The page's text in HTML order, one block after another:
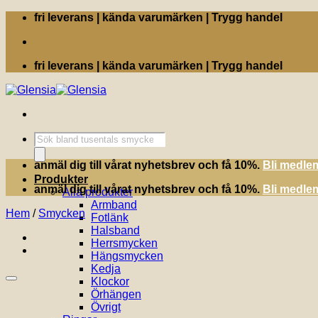
Skip
content
fri leverans | kända varumärken | Trygg handel
fri leverans | kända varumärken | Trygg handel
Produktsökning
Produkter
Alla produkter
Armband
Fotlänk
Halsband
Herrsmycken
Hängsmycken
Kedja
Klockor
Örhängen
Övrigt
anmäl dig till vårat nyhetsbrev och få 10%. Bli
anmäl dig till vårat nyhetsbrev och få 10%. Bli
Hem / Smycken